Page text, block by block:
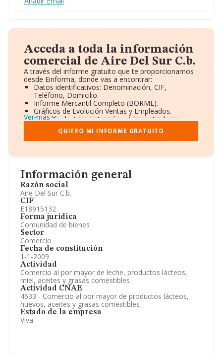
Información general
Razón social
Aire Del Sur C.b.
CIF
E18915132
Forma jurídica
Comunidad de bienes
Sector
Comercio
Fecha de constitución
1-1-2009
Actividad
Comercio al por mayor de leche, productos lácteos,
miel, aceites y grasas comestibles
Actividad CNAE
4633 - Comercio al por mayor de productos lácteos,
huevos, aceites y grasas comestibles
Estado de la empresa
Viva
Acceda a toda la información
comercial de Aire Del Sur C.b.
A través del informe gratuito que te proporcionamos
desde Einforma, donde vas a encontrar:
Datos identificativos: Denominación, CIF,
Teléfono, Domicilio.
Informe Mercantil Completo (BORME).
Gráficos de Evolución Ventas y Empleados.
Consejo de Administración y Administradores.
Directivos y Ejecutivos.
Accionistas.
Participaciones y Vinculaciones en otras empresas.
Información oficial y registral complementaria.
Ver más
QUIERO MI INFORME GRATUITO